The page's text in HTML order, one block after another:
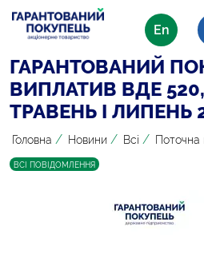
En
ГАРАНТОВАНИЙ
ВИПЛАТИВ ВДЕ
ТРАВЕНЬ І ЛИПЕНЬ
Головна / Новини / Всі / Поточна
ВСІ ПОВІДОМЛЕННЯ